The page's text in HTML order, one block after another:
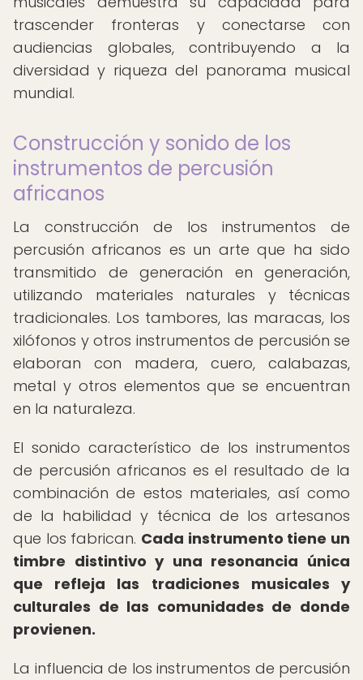
trascender fronteras y conectarse con
audiencias globales, contribuyendo a la
diversidad y riqueza del panorama musical
mundial.
Construcción y sonido de los
instrumentos de percusión
africanos
La construcción de los instrumentos de
percusión africanos es un arte que ha sido
transmitido de generación en generación,
utilizando materiales naturales y técnicas
tradicionales. Los tambores, las maracas, los
xilófonos y otros instrumentos de percusión se
elaboran con madera, cuero, calabazas,
metal y otros elementos que se encuentran
en la naturaleza.
El sonido característico de los instrumentos
de percusión africanos es el resultado de la
combinación de estos materiales, así como
de la habilidad y técnica de los artesanos
que los fabrican. Cada instrumento tiene un
timbre distintivo y una resonancia única
que refleja las tradiciones musicales y
culturales de las comunidades de donde
provienen.
La influencia de los instrumentos de percusión